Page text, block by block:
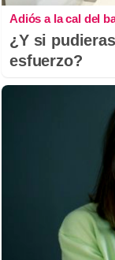
Adiós a la cal del
¿Y si
esfuerzo?